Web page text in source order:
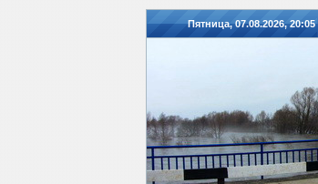
Пятница, 07.08.2026, 20:05